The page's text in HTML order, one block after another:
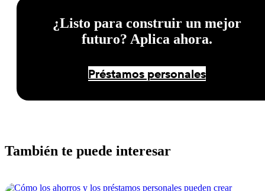
¿Listo para construir un mejor
futuro? Aplica ahora.
Préstamos personales
También te puede interesar